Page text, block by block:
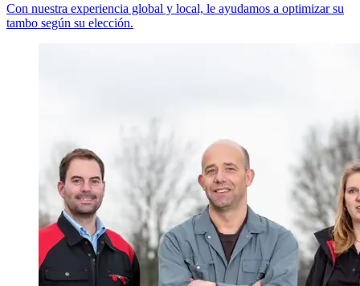
Con nuestra experiencia global y local, le ayudamos a optimizar su
tambo según su elección.